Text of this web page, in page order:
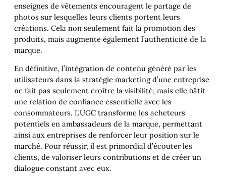
enseignes de vêtements encouragent le partage de
photos sur lesquelles leurs clients portent leurs
créations. Cela non seulement fait la promotion des
produits, mais augmente également l’authenticité de la
marque.
En définitive, l’intégration de contenu généré par les
utilisateurs dans la stratégie marketing d’une entreprise
ne fait pas seulement croître la visibilité, mais elle bâtit
une relation de confiance essentielle avec les
consommateurs. L’UGC transforme les acheteurs
potentiels en ambassadeurs de la marque, permettant
ainsi aux entreprises de renforcer leur position sur le
marché. Pour réussir, il est primordial d’écouter les
clients, de valoriser leurs contributions et de créer un
dialogue constant avec eux.